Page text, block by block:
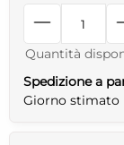
Quantità
Spedizione a
Giorno stimato